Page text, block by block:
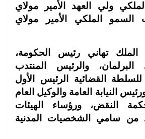
ولي العهد الأمير مولاي
الملكي الأمير مولاي
الملك تهاني رئيس الحكومة،
والرئيس المنتدب
القضائية الرئيس الأول
النيابة العامة والوكيل العام
النقض، ورؤساء الهيئات
من سامي الشخصيات المدنية